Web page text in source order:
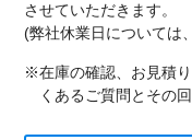
させていただきます。
(弊社休業日については
※在庫の確認、お見積
くあるご質問とその